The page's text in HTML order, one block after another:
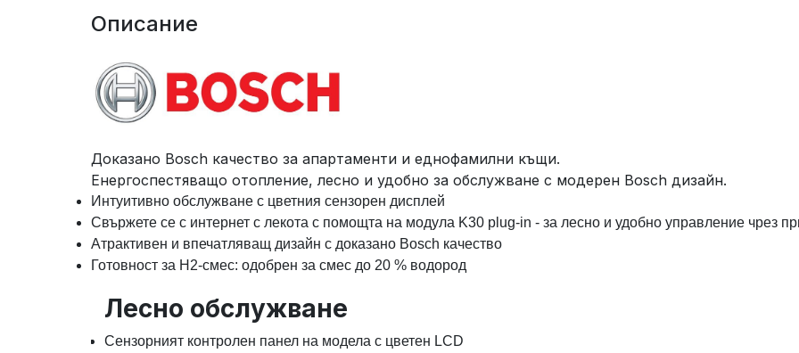
Описание
Доказано Bosch качество за апартаменти и еднофамилни къщи.
Енергоспестяващо отопление, лесно и удобно за обслужване с модерен Bosch дизайн.
Интуитивно обслужване с цветния сензорен дисплей
Свържете се с интернет с лекота с помощта на модула K30 plug-in - за лесно и удобно управление чрез
Атрактивен и впечатляващ дизайн с доказано Bosch качество
Готовност за H2-смес: одобрен за смес до 20 % водород
Лесно обслужване
Сензорният контролен панел на модела с цветен LCD